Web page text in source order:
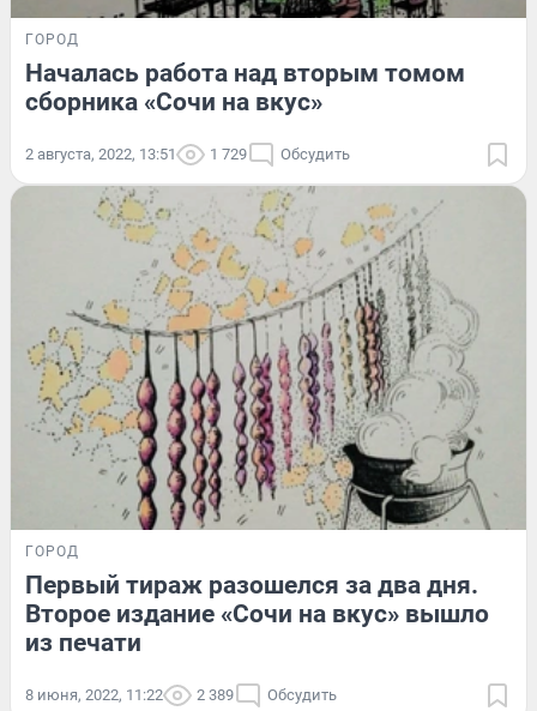
ГОРОД
Началась работа над вторым томом
сборника «Сочи на вкус»
2 августа, 2022, 13:51 1 729 Обсудить
ГОРОД
Первый тираж разошелся за два дня.
Второе издание «Сочи на вкус» вышло
из печати
8 июня, 2022, 11:22 2 389 Обсудить